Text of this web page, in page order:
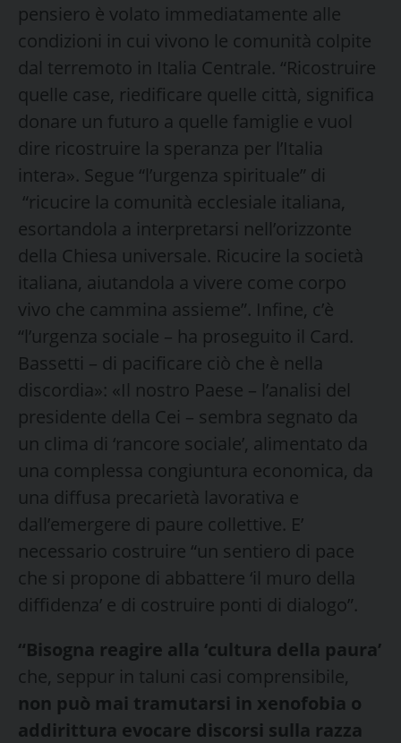
pensiero è volato immediatamente alle
condizioni in cui vivono le comunità colpite
dal terremoto in Italia Centrale. “Ricostruire
quelle case, riedificare quelle città, significa
donare un futuro a quelle famiglie e vuol
dire ricostruire la speranza per l’Italia
intera». Segue “l’urgenza spirituale” di
“ricucire la comunità ecclesiale italiana,
esortandola a interpretarsi nell’orizzonte
della Chiesa universale. Ricucire la società
italiana, aiutandola a vivere come corpo
vivo che cammina assieme”. Infine, c’è
“l’urgenza sociale – ha proseguito il Card.
Bassetti – di pacificare ciò che è nella
discordia»: «Il nostro Paese – l’analisi del
presidente della Cei – sembra segnato da
un clima di ‘rancore sociale’, alimentato da
una complessa congiuntura economica, da
una diffusa precarietà lavorativa e
dall’emergere di paure collettive. E’
necessario costruire “un sentiero di pace
che si propone di abbattere ‘il muro della
diffidenza’ e di costruire ponti di dialogo”.
“Bisogna reagire alla ‘cultura della paura’
che, seppur in taluni casi comprensibile,
non può mai tramutarsi in xenofobia o
addirittura evocare discorsi sulla razza